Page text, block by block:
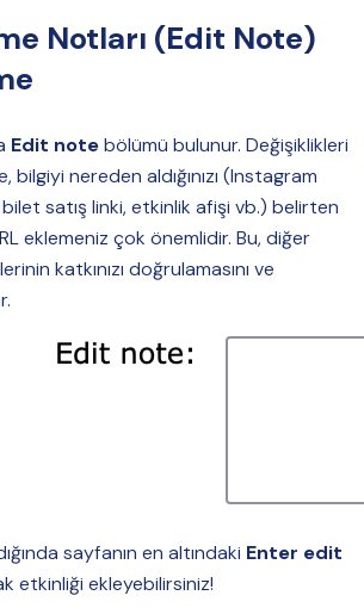
Notları (Edit Note)
Edit notebölümü bulunur. Değişiklikleri
nereden aldığınızı (Instagram
satış linki, etkinlik afişi vb.) belirten
eklemeniz çok önemlidir. Bu, diğer
katkınızı doğrulamasını ve
sayfanın en altındaki Enter edit
etkinliği ekleyebilirsiniz!